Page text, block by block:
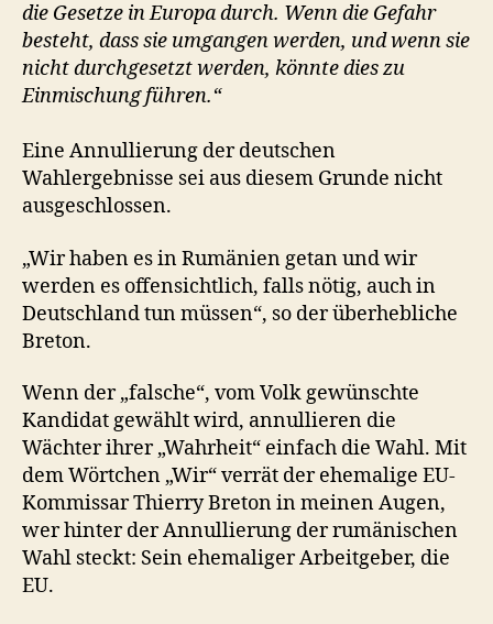
die Gesetze in Europa durch. Wenn die Gefahr
besteht, dass sie umgangen werden, und wenn sie
nicht durchgesetzt werden, könnte dies zu
Einmischung führen.“
Eine Annullierung der deutschen
Wahlergebnisse sei aus diesem Grunde nicht
ausgeschlossen.
„Wir haben es in Rumänien getan und wir
werden es offensichtlich, falls nötig, auch in
Deutschland tun müssen“, so der überhebliche
Breton.
Wenn der „falsche“, vom Volk gewünschte
Kandidat gewählt wird, annullieren die
Wächter ihrer „Wahrheit“ einfach die Wahl. Mit
dem Wörtchen „Wir“ verrät der ehemalige EU-
Kommissar Thierry Breton in meinen Augen,
wer hinter der Annullierung der rumänischen
Wahl steckt: Sein ehemaliger Arbeitgeber, die
EU.